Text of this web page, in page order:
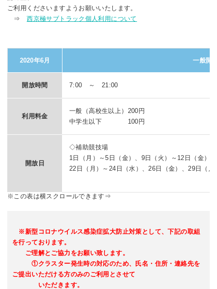
ご利用くださいますようお願いいたします。
⇒西京極サブトラック個人利用について
2020年6月 一般開
開放時間 7:00 ～ 21:00
利用料金
一般（高校生以上）200円
中学生以下 100円
開放日
◇補助競技場
1日（月）～5日（金）、9日（火）～12日（金）
22日（月）～24日（水）、26日（金）、29日（月
※新型コロナウイルス感染症拡大防止対策として、下記の取組
を行っております。
ご理解とご協力をお願い致します。
①クラスター発生時の対応のため、氏名・住所・連絡先を
ご提出いただける方のみのご利用とさせて
いただきます。